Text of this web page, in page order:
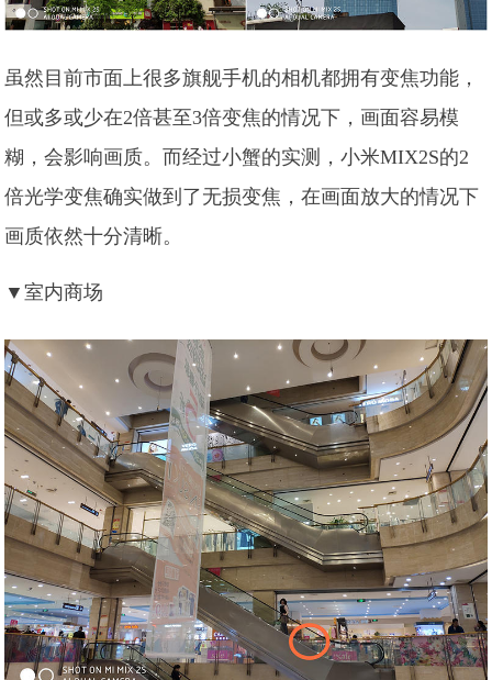
虽然目前市面上很多旗舰手机的相机都拥有变焦功能，
但或多或少在2倍甚至3倍变焦的情况下，画面容易模
糊，会影响画质。而经过小蟹的实测，小米MIX2S的2
倍光学变焦确实做到了无损变焦，在画面放大的情况下
画质依然十分清晰。
▼室内商场